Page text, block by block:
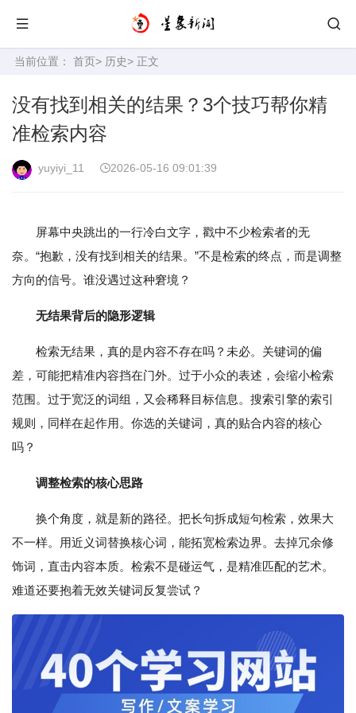
当前位置： 首页> 历史> 正文
没有找到相关的结果？3个技巧帮你精
准检索内容
yuyiyi_11 2026-05-16 09:01:39
屏幕中央跳出的一行冷白文字，戳中不少检索者的无
奈。“抱歉，没有找到相关的结果。”不是检索的终点，而是调整
方向的信号。谁没遇过这种窘境？
无结果背后的隐形逻辑
检索无结果，真的是内容不存在吗？未必。关键词的偏
差，可能把精准内容挡在门外。过于小众的表述，会缩小检索
范围。过于宽泛的词组，又会稀释目标信息。搜索引擎的索引
规则，同样在起作用。你选的关键词，真的贴合内容的核心
吗？
调整检索的核心思路
换个角度，就是新的路径。把长句拆成短句检索，效果大
不一样。用近义词替换核心词，能拓宽检索边界。去掉冗余修
饰词，直击内容本质。检索不是碰运气，是精准匹配的艺术。
难道还要抱着无效关键词反复尝试？